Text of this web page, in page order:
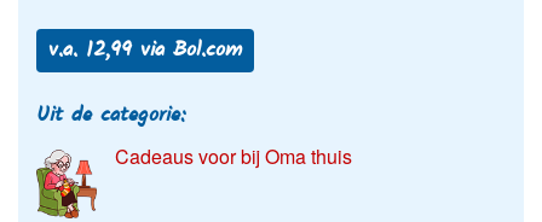
v.a. 12,99 via Bol.com
Uit de categorie:
Cadeaus voor bij Oma thuis